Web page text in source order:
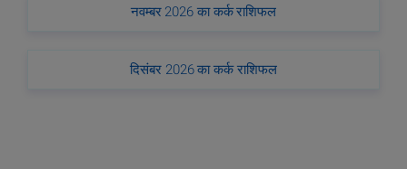
नवम्बर 2026 का कर्क राशिफल
दिसंबर 2026 का कर्क राशिफल